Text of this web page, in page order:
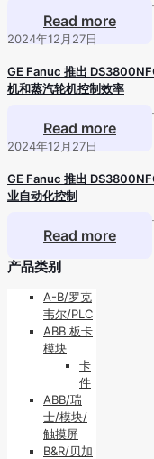
Read more
2024年12月27日
GE Fanuc 推出
机和蒸汽轮机控制效率
Read more
2024年12月27日
GE Fanuc 推出
业自动化控制
Read more
产品类别
A-B/罗克
韦尔/PLC
ABB 板卡
模块
卡
件
ABB/瑞
士/模块/
触摸屏
B&R/贝加